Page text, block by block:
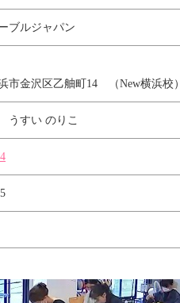
ブルジャパン
市金沢区乙舳町14 （New横浜校）
うすい のりこ